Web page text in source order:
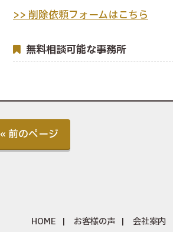
>> 削除依頼フォームはこちら
無料相談可能な事務所
« 前のページ
HOME お客様の声 会社案内